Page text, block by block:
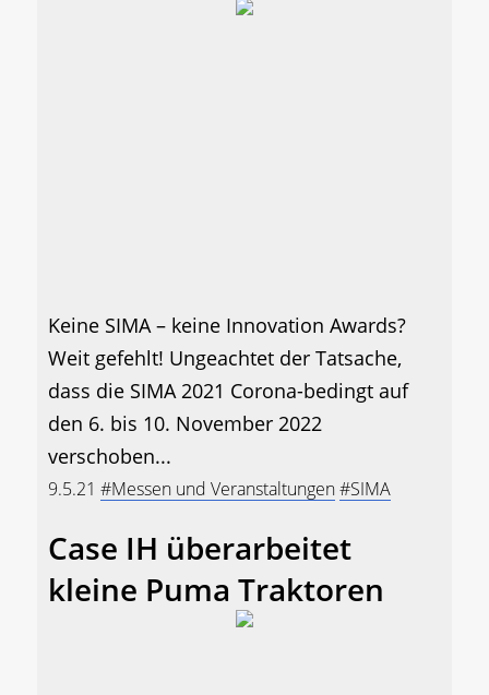
Keine SIMA – keine Innovation Awards?
Weit gefehlt! Ungeachtet der Tatsache,
dass die SIMA 2021 Corona-bedingt auf
den 6. bis 10. November 2022
verschoben...
9.5.21 #Messen und Veranstaltungen#SIMA
Case IH überarbeitet
kleine Puma Traktoren